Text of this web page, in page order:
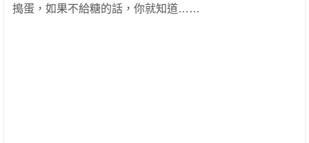
搗蛋，如果不給糖的話，你就知道……